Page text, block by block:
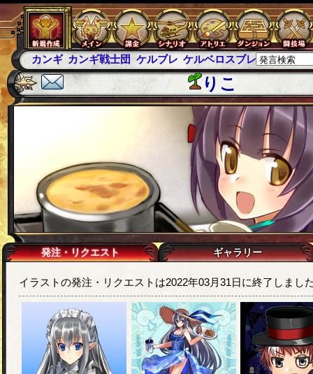
カンギ カンギ戦士団 ケルブレ ケルベロスブレイド スパ
りこ
発注・リクエスト ギャラリー
イラストの発注・リクエストは2022年03月31日に終了しまし